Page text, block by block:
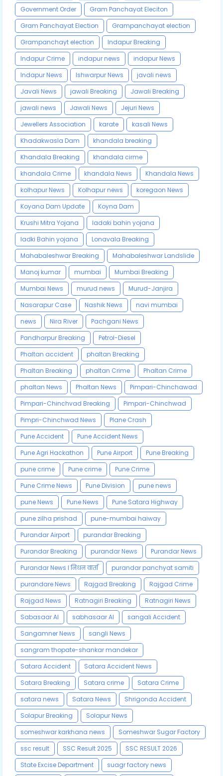
Government Order
Gram Panchayat Eleciton
Gram Panchayat Election
Grampanchayat election
Grampanchayt election
Indapur Breaking
Indapur Crime
indapur news
indapur News
Indapur News
Ishwarpur News
javali news
Javali News
jawali Breaking
Jawali Breaking
jawali news
Jawali News
Jejuri News
Jewellers Association
karate
kasali News
Khadakwasla Dam
khandala breaking
Khandala Breaking
khandala cirme
khandala Crime
khandala News
Khandala News
kolhapur News
Kolhapur news
koregaon News
Koyana Dam Update
Koyna Dam
Krushi Mitra Yojana
ladaki bahin yojana
ladki Bahin yojana
Lonavala Breaking
Mahabaleshwar Breaking
Mahabaleshwar Landslide
Manoj kumar
mumbai
Mumbai Breaking
Mumbai News
murud news
Murud-Janjira
Nasarapur Case
Nashik News
navi mumbai
news
Nira River
Pachgani News
Pandharpur Breaking
Petrol-Diesel
Phaltan accident
phaltan Breaking
Phaltan Breaking
phaltan Crime
Phaltan Crime
phaltan News
Phaltan News
Pimpari-Chinchawad
Pimpari-Chinchvad Breaking
Pimpari-Chinchwad
Pimpri-Chinchwad News
Plane Crash
Pune Accident
Pune Accident News
Pune Agri Hackathon
Pune Airport
Pune Breaking
pune crime
Pune crime
Pune Crime
Pune Crime News
Pune Division
pune news
pune News
Pune News
Pune Satara Highway
pune zilha prishad
pune-mumbai haiway
Purandar Airport
purandar Breaking
Purandar Breaking
purandar News
Purandar News
Purandar News l निधन वार्ता
purandar panchyat samiti
purandare News
Rajgad Breaking
Rajgad Crime
Rajgad News
Ratnagiri Breaking
Ratnagiri News
Sabasaar AI
sabhasaar AI
sangali Accident
Sangamner News
sangli News
sangram thopate-shankar mandekar
Satara Accident
Satara Accident News
Satara Breaking
Satara crime
Satara Crime
satara news
Satara News
Shrigonda Accident
Solapur Breaking
Solapur News
someshwar karkhana news
Someshwar Sugar Factory
ssc result
SSC Result 2025
SSC RESULT 2026
State Excise Department
suagr factory news